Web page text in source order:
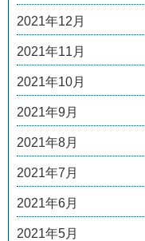
2021年12月
2021年11月
2021年10月
2021年9月
2021年8月
2021年7月
2021年6月
2021年5月